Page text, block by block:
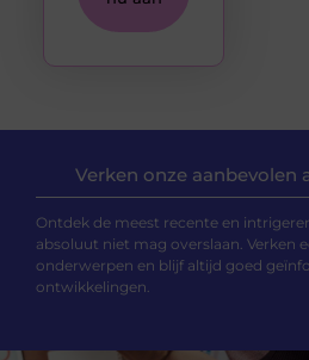
Verken onze aanbevolen
Ontdek de meest recente en
absoluut niet mag overslaan. Verken
onderwerpen en blijf altijd goed
ontwikkelingen.